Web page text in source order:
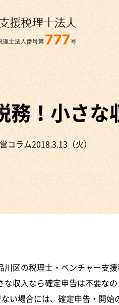
務！小さな
コラム2018.3.13（火）
区の税理士・ベンチャー支
収入なら確定申告は不要なの
い場合には、確定申告・開始